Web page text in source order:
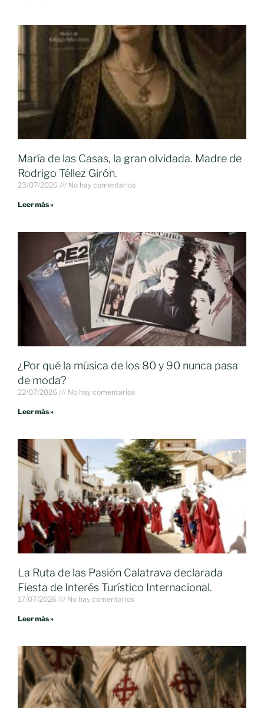
María de las Casas, la gran olvidada. Madre de
Rodrigo Téllez Girón.
23/07/2026 No hay comentarios
Leer más »
¿Por qué la música de los 80 y 90 nunca pasa
de moda?
22/07/2026 No hay comentarios
Leer más »
La Ruta de las Pasión Calatrava declarada
Fiesta de Interés Turístico Internacional.
17/07/2026 No hay comentarios
Leer más »